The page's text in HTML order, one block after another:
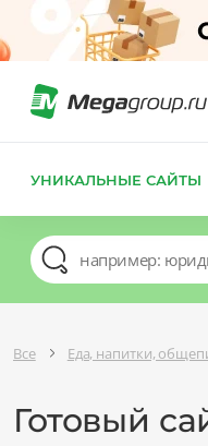
УНИКАЛЬНЫЕ САЙТЫ
Все Еда, напитки,
Готовый